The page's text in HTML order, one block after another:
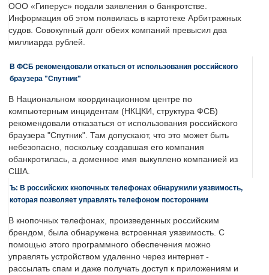
ООО «Гиперус» подали заявления о банкротстве.
Информация об этом появилась в картотеке Арбитражных
судов. Совокупный долг обеих компаний превысил два
миллиарда рублей.
В ФСБ рекомендовали откаться от использования российского
браузера "Спутник"
В Национальном координационном центре по
компьютерным инцидентам (НКЦКИ, структура ФСБ)
рекомендовали отказаться от использования российского
браузера "Спутник". Там допускают, что это может быть
небезопасно, поскольку создавшая его компания
обанкротилась, а доменное имя выкуплено компанией из
США.
Ъ: В российских кнопочных телефонах обнаружили уязвимость,
которая позволяет управлять телефоном посторонним
В кнопочных телефонах, произведенных российским
брендом, была обнаружена встроенная уязвимость. С
помощью этого программного обеспечения можно
управлять устройством удаленно через интернет -
рассылать спам и даже получать доступ к приложениям и